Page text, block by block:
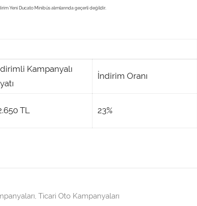
Yeni Ducato Minibüs alımlarında geçerli değildir.
Kampanyalı
İndirim Oranı
TL 23%
Ticari Oto Kampanyaları